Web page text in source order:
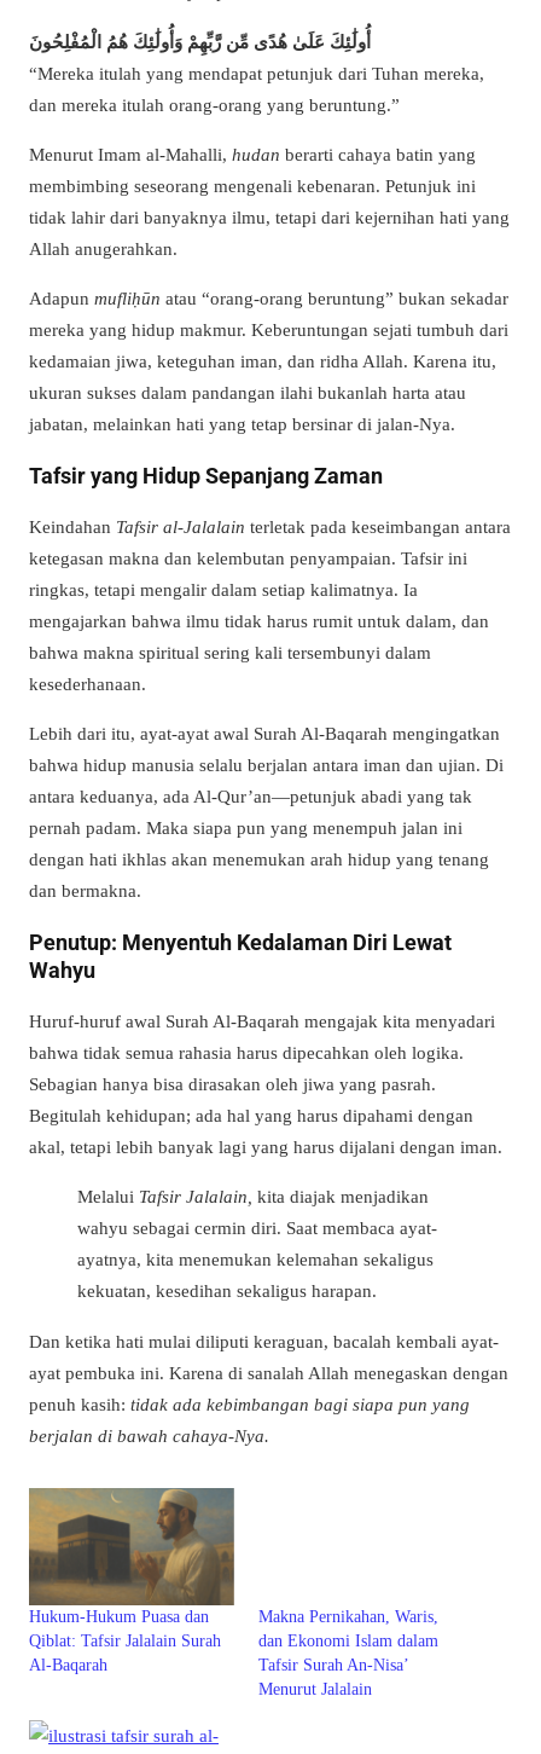
أُولَٰئِكَ عَلَىٰ هُدًى مِّن رَّبِّهِمْ وَأُولَٰئِكَ هُمُ الْمُفْلِحُونَ
“Mereka itulah yang mendapat petunjuk dari Tuhan mereka,
dan mereka itulah orang-orang yang beruntung.”
Menurut Imam al-Mahalli, hudan berarti cahaya batin yang
membimbing seseorang mengenali kebenaran. Petunjuk ini
tidak lahir dari banyaknya ilmu, tetapi dari kejernihan hati yang
Allah anugerahkan.
Adapun mufliḥūn atau “orang-orang beruntung” bukan sekadar
mereka yang hidup makmur. Keberuntungan sejati tumbuh dari
kedamaian jiwa, keteguhan iman, dan ridha Allah. Karena itu,
ukuran sukses dalam pandangan ilahi bukanlah harta atau
jabatan, melainkan hati yang tetap bersinar di jalan-Nya.
Tafsir yang Hidup Sepanjang Zaman
Keindahan Tafsir al-Jalalain terletak pada keseimbangan antara
ketegasan makna dan kelembutan penyampaian. Tafsir ini
ringkas, tetapi mengalir dalam setiap kalimatnya. Ia
mengajarkan bahwa ilmu tidak harus rumit untuk dalam, dan
bahwa makna spiritual sering kali tersembunyi dalam
kesederhanaan.
Lebih dari itu, ayat-ayat awal Surah Al-Baqarah mengingatkan
bahwa hidup manusia selalu berjalan antara iman dan ujian. Di
antara keduanya, ada Al-Qur’an—petunjuk abadi yang tak
pernah padam. Maka siapa pun yang menempuh jalan ini
dengan hati ikhlas akan menemukan arah hidup yang tenang
dan bermakna.
Penutup: Menyentuh Kedalaman Diri Lewat
Wahyu
Huruf-huruf awal Surah Al-Baqarah mengajak kita menyadari
bahwa tidak semua rahasia harus dipecahkan oleh logika.
Sebagian hanya bisa dirasakan oleh jiwa yang pasrah.
Begitulah kehidupan; ada hal yang harus dipahami dengan
akal, tetapi lebih banyak lagi yang harus dijalani dengan iman.
Melalui Tafsir Jalalain, kita diajak menjadikan
wahyu sebagai cermin diri. Saat membaca ayat-
ayatnya, kita menemukan kelemahan sekaligus
kekuatan, kesedihan sekaligus harapan.
Dan ketika hati mulai diliputi keraguan, bacalah kembali ayat-
ayat pembuka ini. Karena di sanalah Allah menegaskan dengan
penuh kasih: tidak ada kebimbangan bagi siapa pun yang
berjalan di bawah cahaya-Nya.
Hukum-Hukum Puasa dan
Qiblat: Tafsir Jalalain Surah
Al-Baqarah
Makna Pernikahan, Waris,
dan Ekonomi Islam dalam
Tafsir Surah An-Nisa’
Menurut Jalalain